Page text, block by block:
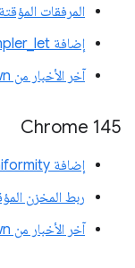
المرفقات المؤقتة
إضافة WGSL texture_and_sampler_let
آخر الأخبار من Dawn
Chrome 145
إضافة WGSL subgroup_uniformity
ربط المخزن
آخر الأخبار من Dawn